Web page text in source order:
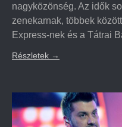
nagyközönség. Az idők
zenekarnak, többek
Express-nek és a Tátrai
Részletek →